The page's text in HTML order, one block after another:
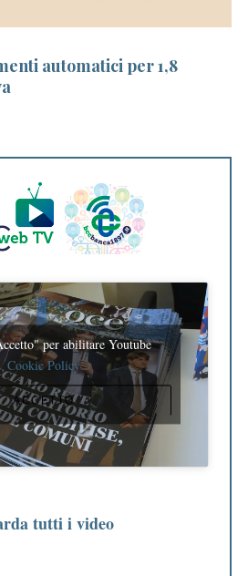
automatici per 1,8
per abilitare Youtube
Cookie Policy
ACCETTO
tutti i video